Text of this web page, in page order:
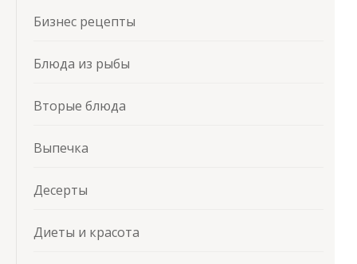
Бизнес рецепты
Блюда из рыбы
Вторые блюда
Выпечка
Десерты
Диеты и красота